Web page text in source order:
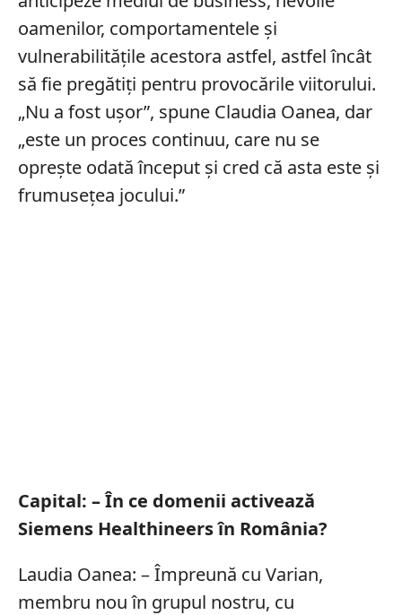
oamenilor, comportamentele și
vulnerabilitățile acestora astfel, astfel încât
să fie pregătiți pentru provocările viitorului.
„Nu a fost ușor”, spune Claudia Oanea, dar
„este un proces continuu, care nu se
oprește odată început și cred că asta este și
frumusețea jocului.”
Capital: – În ce domenii activează
Siemens Healthineers în România?
Laudia Oanea: – Împreună cu Varian,
membru nou în grupul nostru, cu